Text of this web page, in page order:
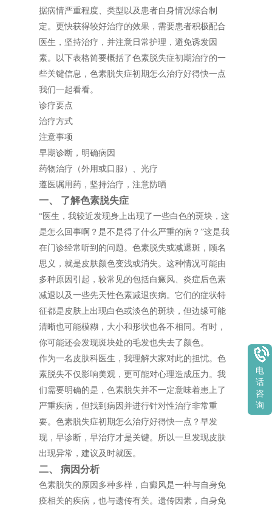
据病情严重程度、类型以及患者自身情况综合制
定。更快获得较好治疗的效果，需要患者积极配合
医生，坚持治疗，并注意日常护理，避免诱发因
素。以下表格简要概括了色素脱失症初期治疗的一
些关键信息，色素脱失症初期怎么治疗好得快一点
我们一起看看。
诊疗要点
治疗方式
注意事项
早期诊断，明确病因
药物治疗（外用或口服）、光疗
遵医嘱用药，坚持治疗，注意防晒
一、 了解色素脱失症
“医生，我较近发现身上出现了一些白色的斑块，这
是怎么回事啊？是不是得了什么严重的病？”这是我
在门诊经常听到的问题。色素脱失或减退斑，顾名
思义，就是皮肤颜色变浅或消失。这种情况可能由
多种原因引起，较常见的包括白癜风、炎症后色素
减退以及一些先天性色素减退疾病。它们的症状特
征都是皮肤上出现白色或淡色的斑块，但边缘可能
清晰也可能模糊，大小和形状也各不相同。有时，
你可能还会发现斑块处的毛发也失去了颜色。
作为一名皮肤科医生，我理解大家对此的担忧。色
素脱失不仅影响美观，更可能对心理造成压力。我
们需要明确的是，色素脱失并不一定意味着患上了
严重疾病，但找到病因并进行针对性治疗非常重
要。色素脱失症初期怎么治疗好得快一点？早发
现，早诊断，早治疗才是关键。所以一旦发现皮肤
出现异常，建议及时就医。
二、 病因分析
色素脱失的原因多种多样，白癜风是一种与自身免
疫相关的疾病，也与遗传有关。遗传因素，自身免
电
话
咨
询